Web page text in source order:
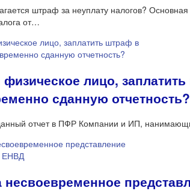
штраф за неуплату налогов? Основная
от…
лицо,
сданную отчетность?
отчет в ПФР Компании и ИП,